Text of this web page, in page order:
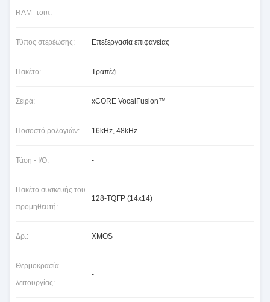
RAM -τσιπ: -
Τύπος στερέωσης: Επεξεργασία επιφανείας
Πακέτο: Τραπέζι
Σειρά: xCORE VocalFusion™
Ποσοστό ρολογιών: 16kHz, 48kHz
Τάση - I/O: -
Πακέτο συσκευής του
προμηθευτή:
128-TQFP (14x14)
Δρ.: XMOS
Θερμοκρασία
λειτουργίας:
-